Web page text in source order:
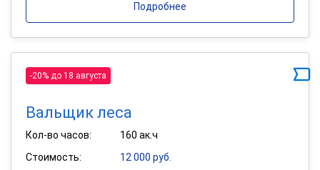
Подробнее
-20% до 18 августа
Вальщик леса
Кол-во часов:
160 ак.ч
Стоимость:
12 000 руб.